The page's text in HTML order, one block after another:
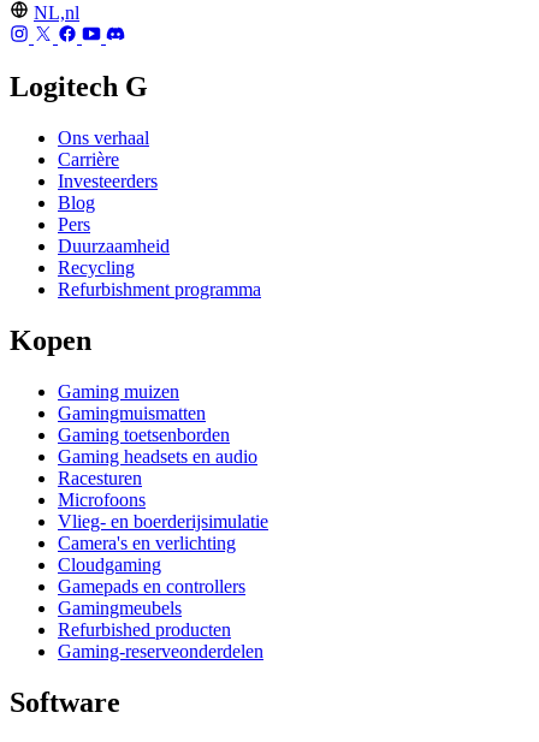
NL,nl
Logitech G
Ons verhaal
Carrière
Investeerders
Blog
Pers
Duurzaamheid
Recycling
Refurbishment programma
Kopen
Gaming muizen
Gamingmuismatten
Gaming toetsenborden
Gaming headsets en audio
Racesturen
Microfoons
Vlieg- en boerderijsimulatie
Camera's en verlichting
Cloudgaming
Gamepads en controllers
Gamingmeubels
Refurbished producten
Gaming-reserveonderdelen
Software